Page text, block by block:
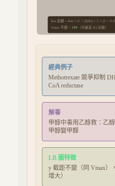
Km 表觀 = Km × (1 + [I]/Ki) = 5 × (1 + 0.0
Vmax 不變 = 100 （可被高 [S] 克服）
經典例子
Methotrexate 競爭抑制
CoA reductase
解毒
甲醇中毒用乙醇救：乙
甲醇變甲醛
LB 圖特徵
y 截距不變（同 Vmax）
增大）